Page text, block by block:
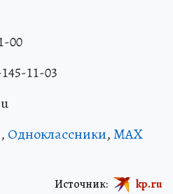
00
11-03
, Одноклассники,MAX
Источник: kp.ru